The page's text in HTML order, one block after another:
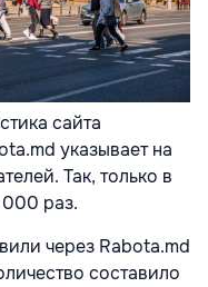
сайта
указывает на
Так, только в
раз.
через Rabota.md
составило